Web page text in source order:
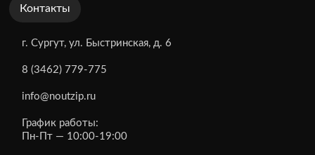
Контакты
г. Сургут, ул. Быстринская, д. 6
8 (3462) 779-775
info@noutzip.ru
График работы:
Пн-Пт — 10:00-19:00